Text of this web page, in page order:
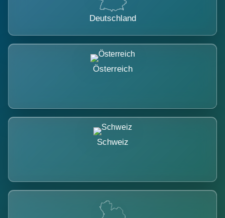
Deutschland
Österreich
Schweiz